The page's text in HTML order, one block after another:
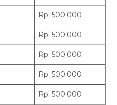
Rp. 500.000
Rp. 500.000
Rp. 500.000
Rp. 500.000
Rp. 500.000